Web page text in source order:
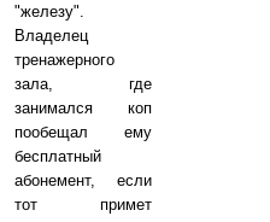
"железу".
Владелец
тренажерного
зала, где
занимался коп
пообещал ему
бесплатный
абонемент, если
тот примет